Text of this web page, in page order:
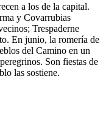
a los de la capital.
y Covarrubias
Trespaderne
En junio, la romería de
del Camino en un
Son fiestas de
las sostiene.